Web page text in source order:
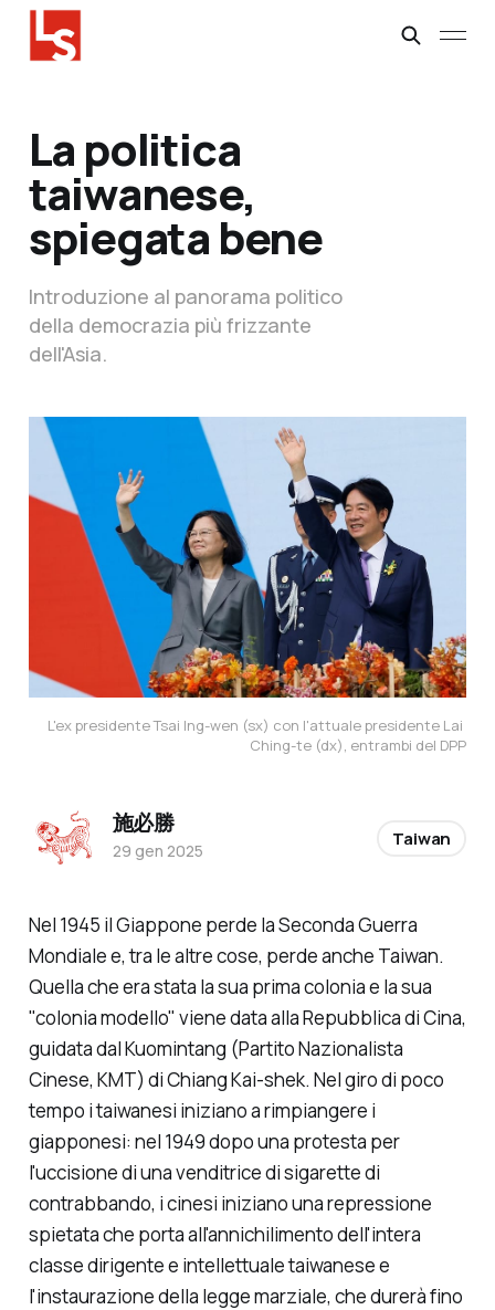
La politica
taiwanese,
spiegata bene
Introduzione al panorama politico
della democrazia più frizzante
dell'Asia.
L'ex presidente Tsai Ing-wen (sx) con l'attuale presidente Lai
Ching-te (dx), entrambi del DPP
Nel 1945 il Giappone perde la Seconda Guerra
Mondiale e, tra le altre cose, perde anche Taiwan.
Quella che era stata la sua prima colonia e la sua
"colonia modello" viene data alla Repubblica di Cina,
guidata dal Kuomintang (Partito Nazionalista
Cinese, KMT) di Chiang Kai-shek. Nel giro di poco
tempo i taiwanesi iniziano a rimpiangere i
giapponesi: nel 1949 dopo una protesta per
l'uccisione di una venditrice di sigarette di
contrabbando, i cinesi iniziano una repressione
spietata che porta all'annichilimento dell'intera
classe dirigente e intellettuale taiwanese e
l'instaurazione della legge marziale, che durerà fino
施必勝
29 gen 2025
Taiwan